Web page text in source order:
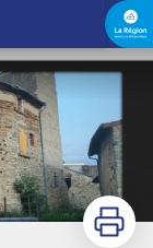
Imprimer